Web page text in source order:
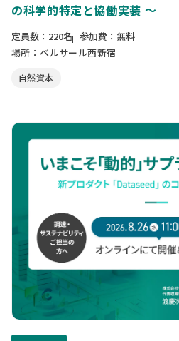
の科学的特定と協働実装 ～
定員数：220名 参加費：無料
場所：ベルサール西新宿
自然資本